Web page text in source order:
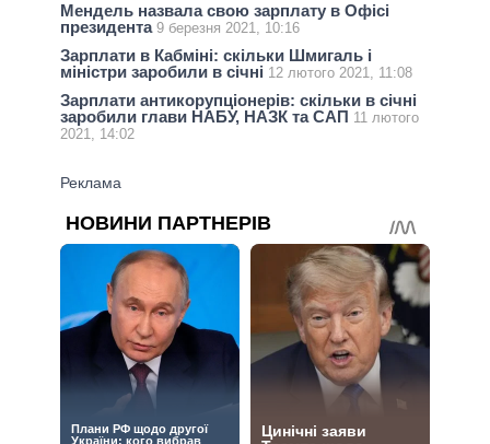
Мендель назвала свою зарплату в Офісі
президента 9 березня 2021, 10:16
Зарплати в Кабміні: скільки Шмигаль і
міністри заробили в січні 12 лютого 2021, 11:08
Зарплати антикорупціонерів: скільки в січні
заробили глави НАБУ, НАЗК та САП 11 лютого
2021, 14:02